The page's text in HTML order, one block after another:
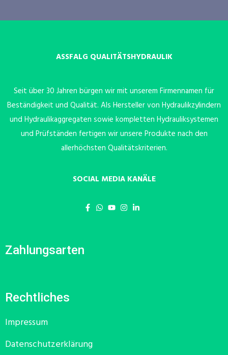
ASSFALG QUALITÄTSHYDRAULIK
Seit über 30 Jahren bürgen wir mit unserem Firmennamen für
Beständigkeit und Qualität. Als Hersteller von Hydraulikzylindern
und Hydraulikaggregaten sowie kompletten Hydrauliksystemen
und Prüfständen fertigen wir unsere Produkte nach den
allerhöchsten Qualitätskriterien.
SOCIAL MEDIA KANÄLE
Zahlungsarten
Rechtliches
Impressum
Datenschutzerklärung